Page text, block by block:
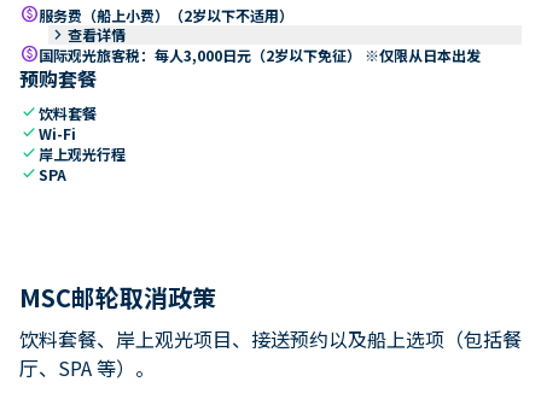
paid服务费（船上小费）（2岁以下不适用）
keyboard_arrow_right 查看详情
paid国际观光旅客税：每人3,000日元（2岁以下免征） ※仅限从日本出发
预购套餐
check饮料套餐
checkWi-Fi
check 岸上观光行程
checkSPA
MSC邮轮取消政策
饮料套餐、岸上观光项目、接送预约以及船上选项（包括餐
厅、SPA 等）。